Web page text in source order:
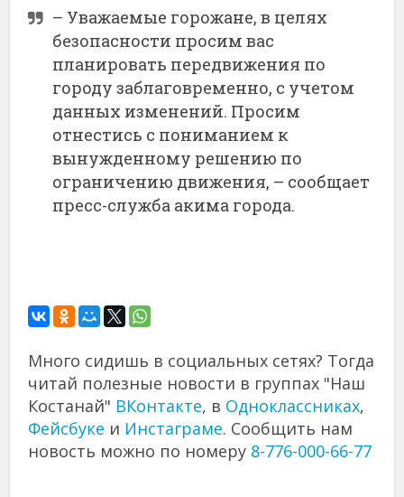
– Уважаемые горожане, ​в целях
безопасности просим вас
планировать передвижения по
городу заблаговременно, с учетом
данных изменений. Просим
отнестись с пониманием к
вынужденному решению по
ограничению движения, – сообщает
пресс-служба акима города.
Много сидишь в социальных сетях? Тогда
читай полезные новости в группах "Наш
Костанай" ВКонтакте, в Одноклассниках,
Фейсбуке и Инстаграме. Сообщить нам
новость можно по номеру 8-776-000-66-77